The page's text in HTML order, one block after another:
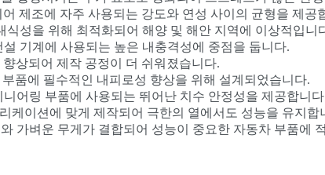
어 제조에 자주 사용되는 강도와 연성 사이의 균형을 제공
식성을 위해 최적화되어 해양 및 해안 지역에 이상적입니
설 기계에 사용되는 높은 내충격성에 중점을 둡니다.
향상되어 제작 공정이 더 쉬워졌습니다.
부품에 필수적인 내피로성 향상을 위해 설계되었습니다.
니어링 부품에 사용되는 뛰어난 치수 안정성을 제공합니
케이션에 맞게 제작되어 극한의 열에서도 성능을 유지합
가벼운 무게가 결합되어 성능이 중요한 자동차 부품에